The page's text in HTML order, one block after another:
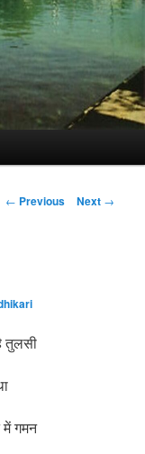
Post
← Previous Next →
गमन